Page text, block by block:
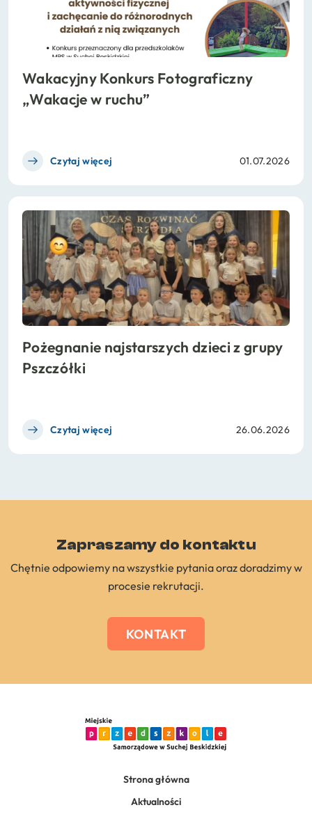
Wakacyjny Konkurs Fotograficzny
„Wakacje w ruchu”
Czytaj więcej 01.07.2026
Pożegnanie najstarszych dzieci z grupy
Pszczółki
Czytaj więcej 26.06.2026
Zapraszamy do kontaktu
Chętnie odpowiemy na wszystkie pytania oraz doradzimy w
procesie rekrutacji.
KONTAKT
Strona główna
Aktualności